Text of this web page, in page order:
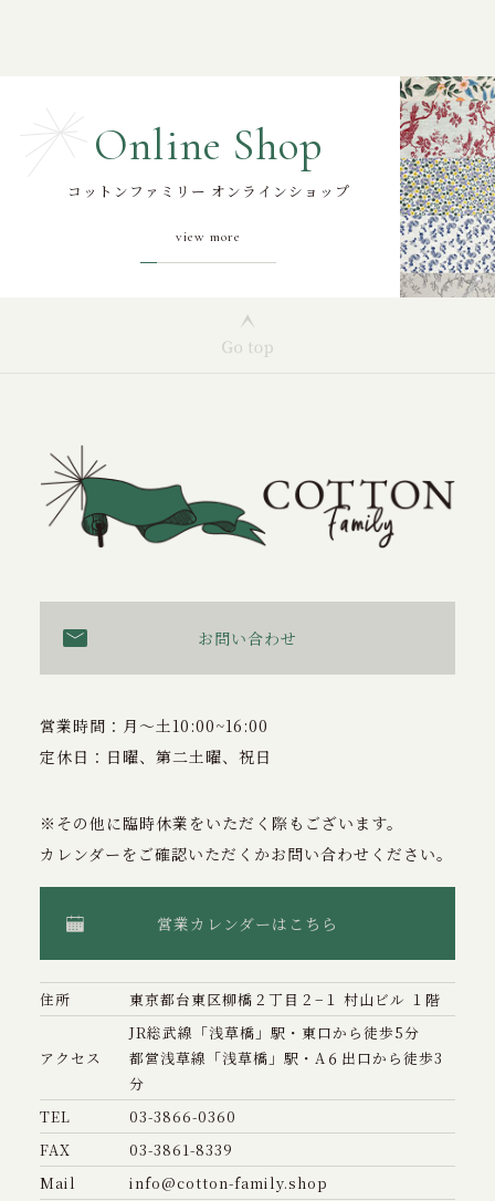
Online Shop
コットンファミリー オンラインショップ
view more
お問い合わせ
営業時間：月〜土10:00~16:00
定休日：日曜、第二土曜、祝日
※その他に臨時休業をいただく際もございます。
カレンダーをご確認いただくかお問い合わせください。
営業カレンダーはこちら
住所 東京都台東区柳橋２丁目２−１ 村山ビル １階
アクセス
JR総武線「浅草橋」駅・東口から徒歩5分
都営浅草線「浅草橋」駅・A６出口から徒歩3
分
TEL
03-3866-0360
FAX
03-3861-8339
Mail
info@cotton-family.shop